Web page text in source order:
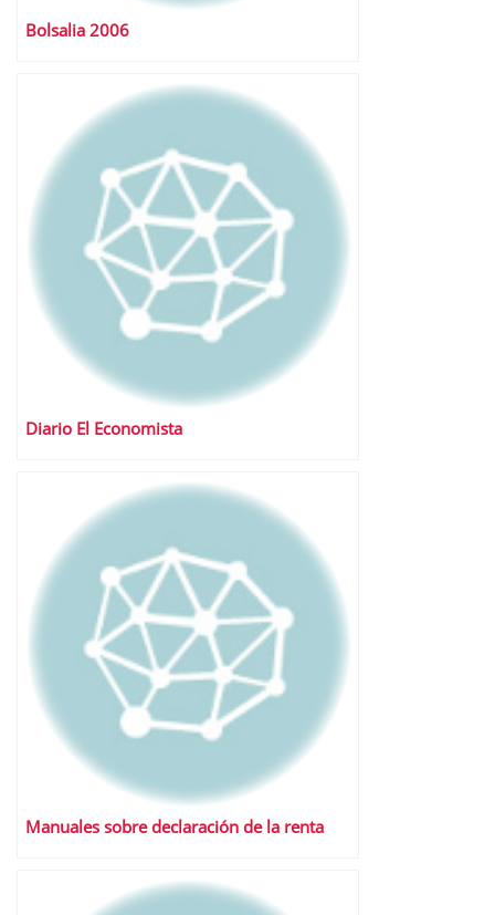
Bolsalia 2006
Diario El Economista
Manuales sobre declaración de la renta